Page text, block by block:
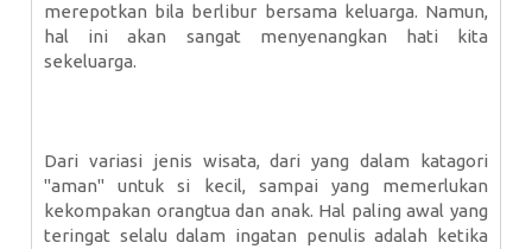
merepotkan bila berlibur bersama keluarga. Namun,
hal ini akan sangat menyenangkan hati kita
sekeluarga.
Dari variasi jenis wisata, dari yang dalam katagori
"aman" untuk si kecil, sampai yang memerlukan
kekompakan orangtua dan anak. Hal paling awal yang
teringat selalu dalam ingatan penulis adalah ketika